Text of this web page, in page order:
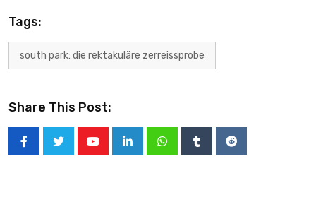
Tags:
south park: die rektakuläre zerreissprobe
Share This Post: